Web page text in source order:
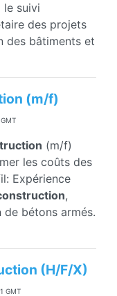
le suivi
des projets
des bâtiments et
(m/f)
(m/f)
les coûts des
Expérience
,
bétons armés.
(H/F/X)
GMT